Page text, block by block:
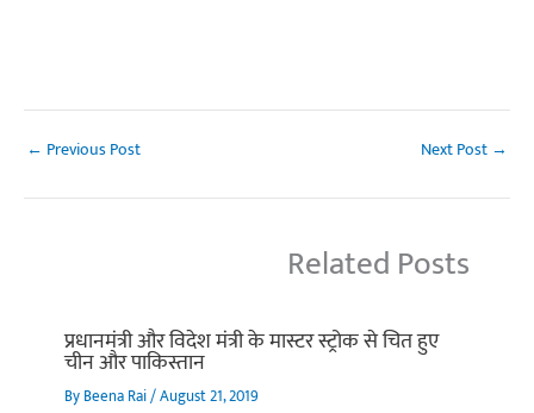
← Previous Post Next Post →
Related Posts
प्रधानमंत्री और विदेश मंत्री के मास्टर स्ट्रोक से चित हुए
चीन और पाकिस्तान
ByBeena Rai/August 21, 2019